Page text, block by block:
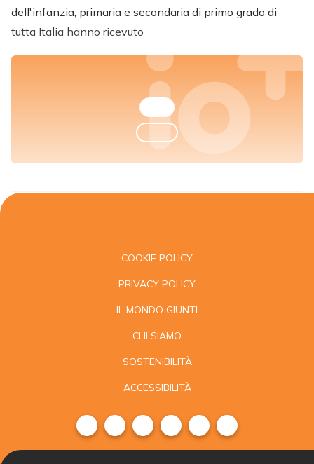
dell'infanzia, primaria e secondaria di primo grado di
tutta Italia hanno ricevuto
COOKIE POLICY
PRIVACY POLICY
IL MONDO GIUNTI
CHI SIAMO
SOSTENIBILITÀ
ACCESSIBILITÀ